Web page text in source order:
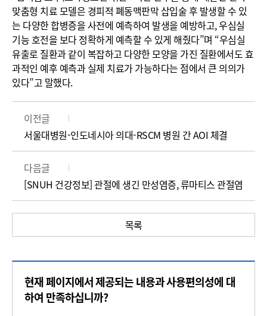
맞춤형 치료 모델은 경피적 폐동맥판막 삽입술 후 발생할 수 있
는 다양한 합병증을 사전에 예측하여 발생을 예방하고, 우심실
기능 호전을 보다 정확하게 예측할 수 있게 해줬다”며 “우심실
유출로 질환과 같이 복잡하고 다양한 모양을 가진 질환에서도 효
과적인 예후 예측과 실제 치료가 가능하다는 점에서 큰 의의가
있다”고 말했다.
이전글
서울대병원-인도네시아 의대-RSCM 병원 간 AOI 체결
다음글
[SNUH 건강정보] 관절에 생긴 만성염증, 류마티스 관절염
목록
현재 페이지에서 제공되는 내용과 사용편의성에 대
하여 만족하십니까?